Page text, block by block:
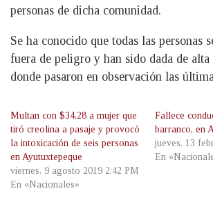
personas de dicha comunidad.
Se ha conocido que todas las personas
fuera de peligro y han sido dada de alta
donde pasaron en observación las
Multan con $34.28 a mujer que
tiró creolina a pasaje y provocó
la intoxicación de seis personas
en Ayutuxtepeque
viernes, 9 agosto 2019 2:42 PM
En «Nacionales»
Fallece
barranco, en
jueves, 13
En